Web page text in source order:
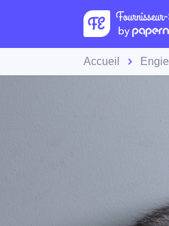
Accueil Engie